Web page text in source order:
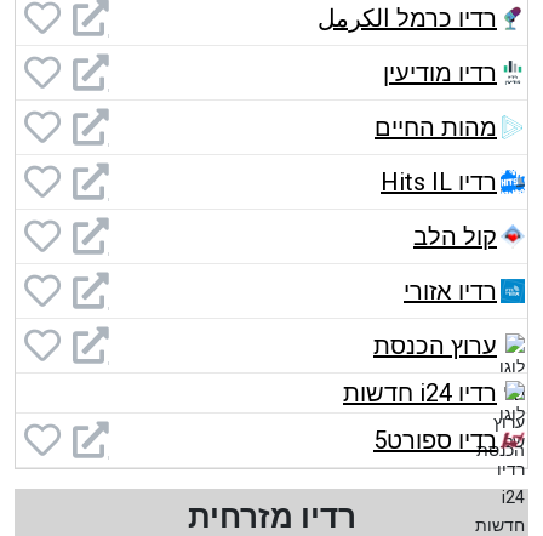
רדיו כרמל الكرمل
רדיו מודיעין
מהות החיים
רדיו Hits IL
קול הלב
רדיו אזורי
ערוץ הכנסת
רדיו i24 חדשות
רדיו ספורט5
רדיו מזרחית